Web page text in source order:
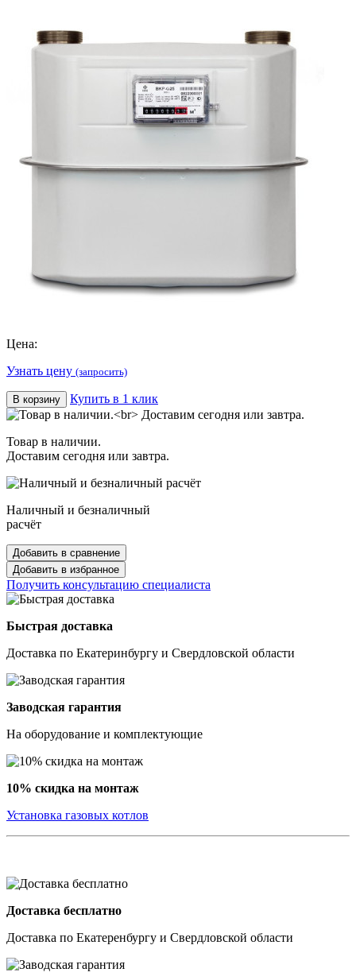
Цена:
Узнать цену (запросить)
В корзину Купить в 1 клик
Товар в наличии.
Доставим сегодня или завтра.
Наличный и безналичный
расчёт
Добавить в сравнение
Добавить в избранное
Получить консультацию специалиста
Быстрая доставка
Доставка по Екатеринбургу и Свердловской области
Заводская гарантия
На оборудование и комплектующие
10% скидка на монтаж
Установка газовых котлов
Доставка бесплатно
Доставка по Екатеренбургу и Свердловской области